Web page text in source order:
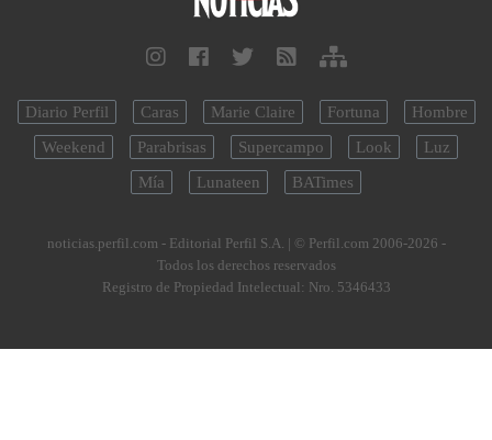
Diario Perfil Caras Marie Claire Fortuna
Hombre
Weekend
Parabrisas Supercampo Look
Luz
Mía
Lunateen BATimes
noticias.perfil.com - Editorial Perfil S.A. | © Perfil.com 2006-2026 -
Todos los derechos reservados
Registro de Propiedad Intelectual: Nro. 5346433